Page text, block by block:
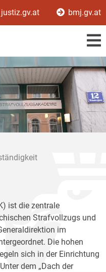
justiz.gv.at bmj.gv.at
ist die zentrale
Strafvollzugs und
im
Die hohen
sich in der Einrichtung
dem „Dach der